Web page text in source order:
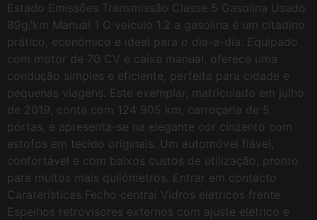
Estado Emissões Transmissão Classe 5 Gasolina Usado
89g/km Manual 1 O veículo 1.2 a gasolina é um citadino
prático, económico e ideal para o dia-a-dia. Equipado
com motor de 70 CV e caixa manual, oferece uma
condução simples e eficiente, perfeita para cidade e
pequenas viagens. Este exemplar, matriculado em julho
de 2019, conta com 124 905 km, carroçaria de 5
portas, e apresenta-se na elegante cor cinzento com
estofos em tecido originais. Um automóvel fiável,
confortável e com baixos custos de utilização, pronto
para muitos mais quilómetros. Entrar em contacto
Caraterísticas Fecho central Vidros eletricos frente
Espelhos retrovisores externos com ajuste elétrico e